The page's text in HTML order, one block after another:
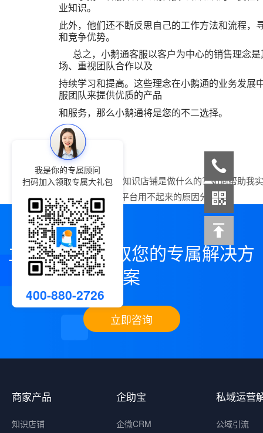
业知识。
此外，他们还不断反思自己的工作方法和流程
和竞争优势。
总之，小鹅通客服以客户为中心的销售理念是
场、重视团队合作以及
持续学习和提高。 这些理念在小鹅通的业务发展
服团队来提供优质的产品
和服务，那么小鹅通将是您的不二选择。
上一篇：小鹅通·知识店铺是做什么的？如何帮助我
下一篇：小鹅通平台用不起来的原因分析？
立即咨询，领取您的专属解决方
案
立即咨询
商家产品
知识店铺
企助宝
企微CRM
私域运营
公域引流
我是你的专属顾问
扫码加入领取专属大礼包
400-880-2726